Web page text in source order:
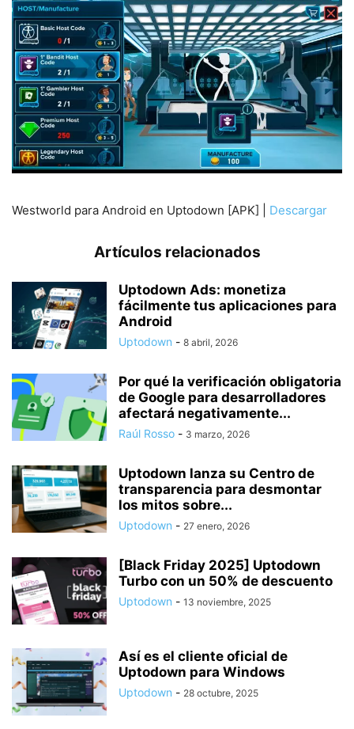
Westworld para Android en Uptodown [APK] | Descargar
Artículos relacionados
Uptodown Ads: monetiza
fácilmente tus aplicaciones para
Android
Uptodown - 8 abril, 2026
Por qué la verificación obligatoria
de Google para desarrolladores
afectará negativamente...
Raúl Rosso - 3 marzo, 2026
Uptodown lanza su Centro de
transparencia para desmontar
los mitos sobre...
Uptodown - 27 enero, 2026
[Black Friday 2025] Uptodown
Turbo con un 50% de descuento
Uptodown - 13 noviembre, 2025
Así es el cliente oficial de
Uptodown para Windows
Uptodown - 28 octubre, 2025